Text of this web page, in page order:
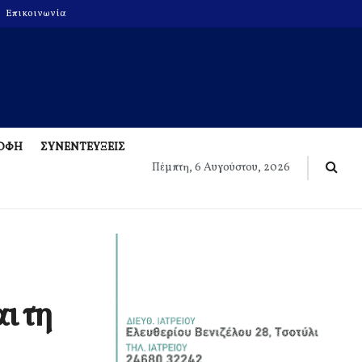
Επικοινωνία
ΣΥΝΕΝΤΕΥΞΕΙΣ
Πέμπτη, 6 Αυγούστου, 2026
τη